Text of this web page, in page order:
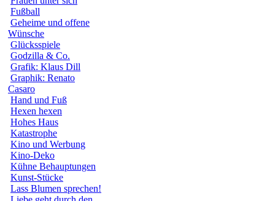
Fußball
Geheime und offene
Wünsche
Glücksspiele
Godzilla & Co.
Grafik: Klaus Dill
Graphik: Renato
Casaro
Hand und Fuß
Hexen hexen
Hohes Haus
Katastrophe
Kino und Werbung
Kino-Deko
Kühne Behauptungen
Kunst-Stücke
Lass Blumen sprechen!